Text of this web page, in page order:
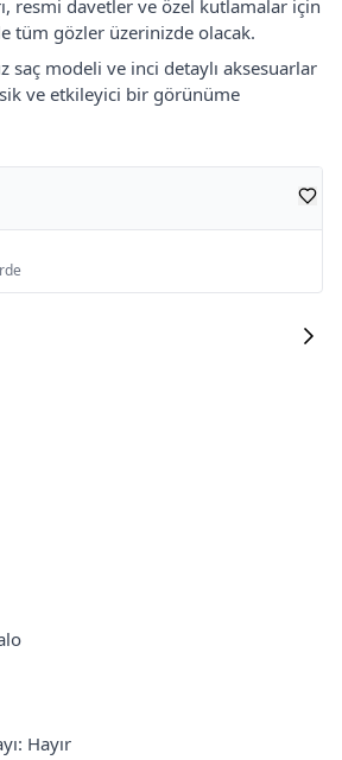
resmi davetler ve özel kutlamalar için
tüm gözler üzerinizde olacak.
saç modeli ve inci detaylı aksesuarlar
ve etkileyici bir görünüme
Hayır